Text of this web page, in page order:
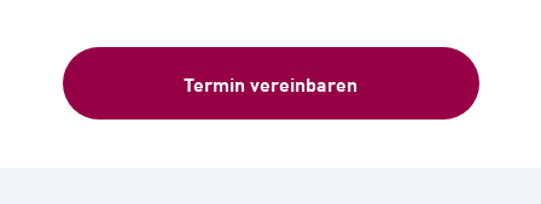
Termin vereinbaren